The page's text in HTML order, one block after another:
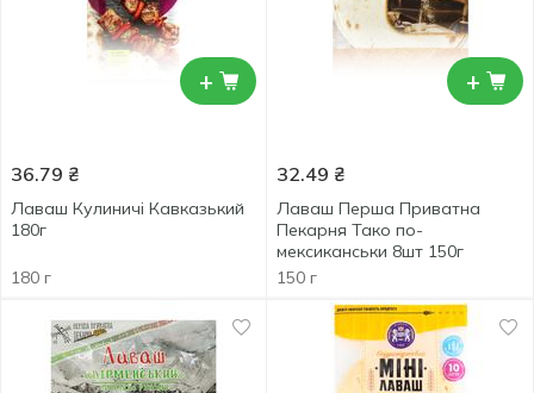
+
36.79 ₴
Лаваш Кулиничі Кавказький
180г
180 г
+
32.49 ₴
Лаваш Перша Приватна
Пекарня Тако по-
мексиканськи 8шт 150г
150 г